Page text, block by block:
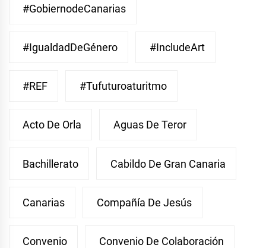
#GobiernodeCanarias
#IgualdadDeGénero #IncludeArt
#REF #Tufuturoaturitmo
Acto De Orla Aguas De Teror
Bachillerato Cabildo De Gran Canaria
Canarias Compañía De Jesús
Convenio Convenio De Colaboración